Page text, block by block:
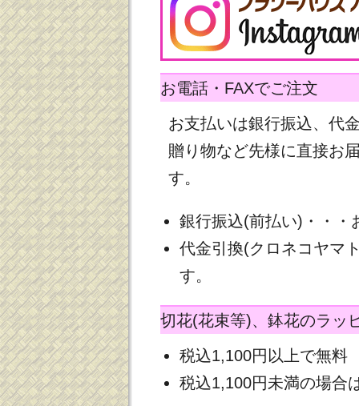
お電話・FAXでご注文
お支払いは銀行振込、代
贈り物など先様に直接お
す。
銀行振込(前払い)・・・
代金引換(クロネコヤマ
す。
切花(花束等)、鉢花のラッ
税込1,100円以上で無料
税込1,100円未満の場合